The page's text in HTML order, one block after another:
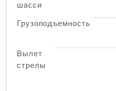
шасси
Грузоподъемность
Вылет
стрелы